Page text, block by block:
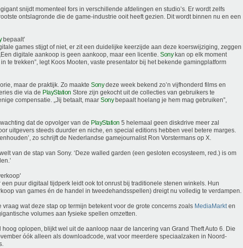
snijdt momenteel fors in verschillende afdelingen en studio’s. Er wordt zelfs
ontslagronde die de game-industrie ooit heeft gezien. Dit wordt binnen nu en een
bepaalt’
games stijgt of niet, er zit een duidelijke keerzijde aan deze koerswijziging, zeggen
digitale aankoop is geen aankoop, maar een licentie. Sonykan op elk moment
te trekken”, legt Koos Mooten, vaste presentator bij het bekende gamingplatform
maar de praktijk. Zo maakte Sonydeze week bekend zo’n vijfhonderd films en
die via de PlayStation Store zijn gekocht uit de collecties van gebruikers te
compensatie. „Jij betaalt, maar Sonybepaalt hoelang je hem mag gebruiken”,
dat de opvolger van de PlayStation 5 helemaal geen diskdrive meer zal
uitgevers steeds duurder en niche, en special editions hebben veel betere marges.
zo schrijft de Nederlandse gamejournalist Ron Vorstermans op X.
van de stap van Sony. ‘Deze walled garden (een gesloten ecosysteem, red.) is om
een puur digitaal tijdperk leidt ook tot onrust bij traditionele stenen winkels. Hun
van games én de handel in tweedehandsspellen) dreigt nu volledig te verdampen.
vraag wat deze stap op termijn betekent voor de grote concerns zoals MediaMarkten
volumes aan fysieke spellen omzetten.
hoog oplopen, blijkt wel uit de aanloop naar de lancering van Grand Theft Auto 6. Die
óók alleen als downloadcode, wat voor meerdere speciaalzaken in Noord-